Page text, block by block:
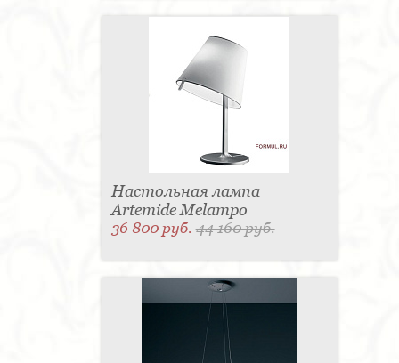
Настольная лампа
Artemide Melampo
36 800 руб.44 160 руб.